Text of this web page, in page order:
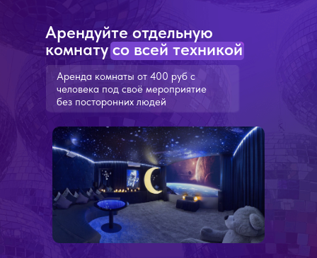
Аренда комнаты от 400 руб с
человека под своё мероприятие
без посторонних людей
Арендуйте отдельную
комнату со всей техникой